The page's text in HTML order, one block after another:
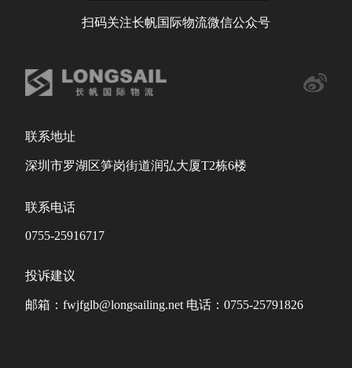
扫码关注长帆国际物流微信公众号
联系地址
深圳市罗湖区笋岗街道润弘大厦T2栋6楼
联系电话
0755-25916717
投诉建议
邮箱：fwjfglb@longsailing.net 电话：0755-25791826